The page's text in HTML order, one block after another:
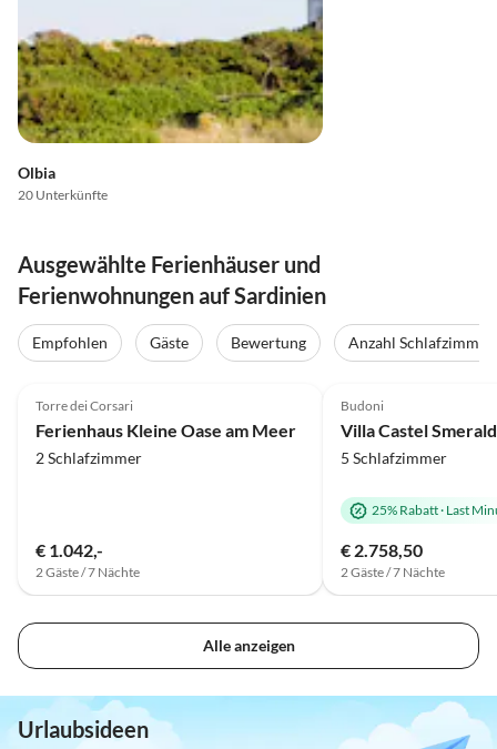
Olbia
20 Unterkünfte
Ausgewählte Ferienhäuser und
Ferienwohnungen auf Sardinien
Empfohlen Gäste Bewertung Anzahl Schlafzimmer
Torre dei Corsari
Ferienhaus Kleine Oase am Meer
2 Schlafzimmer
€ 1.042,-
2 Gäste / 7 Nächte
Strandurlaub
Budoni
Villa Castel
5 Schlafzimmer
25% Rabatt· Last
€ 2.758,50
2 Gäste / 7 Nächte
Alle anzeigen
Urlaubsideen